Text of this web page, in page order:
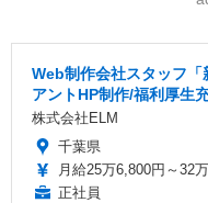
Web制作会社スタッフ
アントHP制作/福利厚生
株式会社ELM
千葉県
月給25万6,800円～32
正社員